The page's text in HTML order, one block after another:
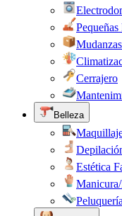
Cerrajero
Belleza
Estética
Peluquería